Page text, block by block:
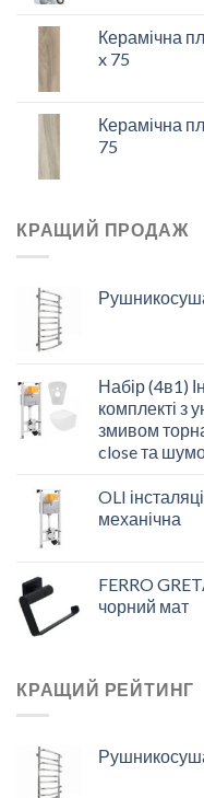
Керамічна
x 75
Керамічна
75
КРАЩИЙ ПРОДАЖ
Набір (4в1)
комплекті з
змивом
close та
OLI
механічна
FERRO
чорний мат
КРАЩИЙ РЕЙТИНГ